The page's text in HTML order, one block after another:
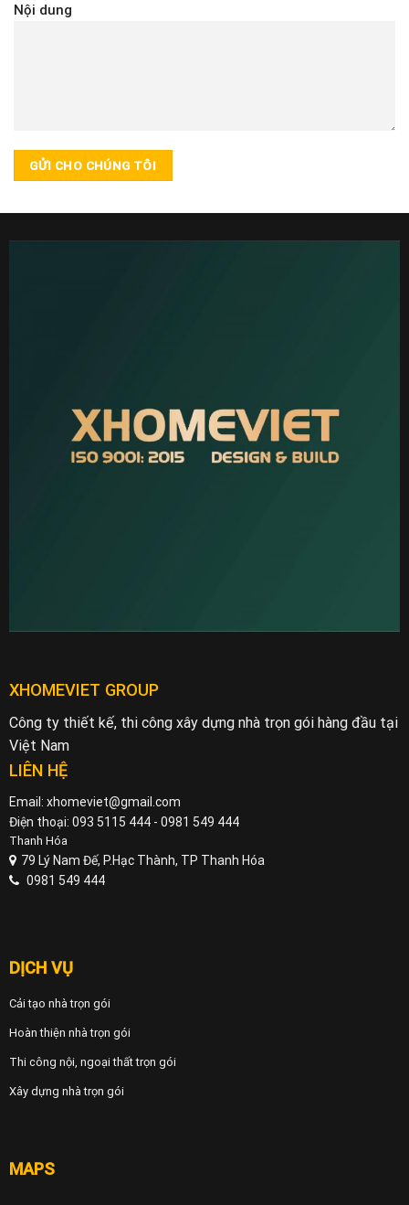
Nội dung
XHOMEVIET GROUP
Công ty thiết kế, thi công xây dựng nhà trọn gói hàng đầu tại
Việt Nam
LIÊN HỆ
Email: xhomeviet@gmail.com
Điện thoại: 093 5115 444 - 0981 549 444
Thanh Hóa
79 Lý Nam Đế, P.Hạc Thành, TP Thanh Hóa
0981 549 444
DỊCH VỤ
Cải tạo nhà trọn gói
Hoàn thiện nhà trọn gói
Thi công nội, ngoại thất trọn gói
Xây dựng nhà trọn gói
MAPS